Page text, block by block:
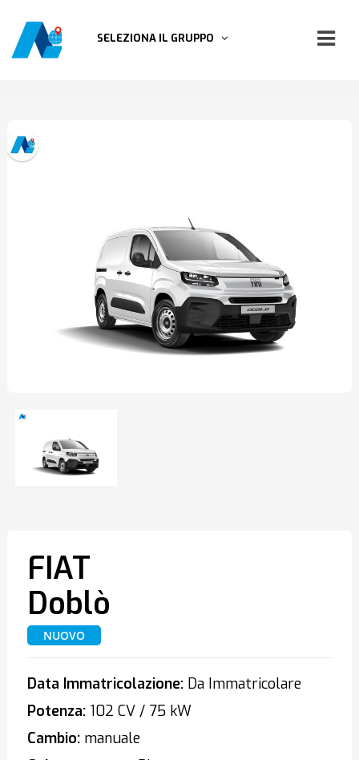
SELEZIONA IL GRUPPO
FIAT
Doblò
NUOVO
Data Immatricolazione:Da Immatricolare
Potenza:102 CV / 75 kW
Cambio:manuale